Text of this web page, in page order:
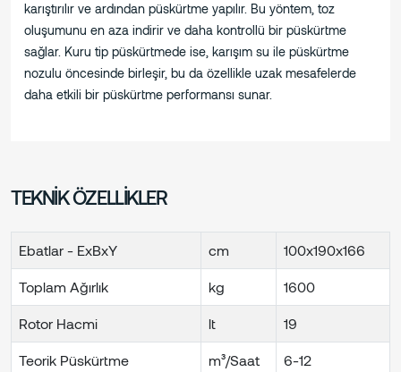
karıştırılır ve ardından püskürtme yapılır. Bu yöntem, toz
oluşumunu en aza indirir ve daha kontrollü bir püskürtme
sağlar. Kuru tip püskürtmede ise, karışım su ile püskürtme
nozulu öncesinde birleşir, bu da özellikle uzak mesafelerde
daha etkili bir püskürtme performansı sunar.
TEKNİK ÖZELLİKLER
Ebatlar - ExBxY cm 100x190x166
Toplam Ağırlık kg 1600
Rotor Hacmi lt 19
Teorik Püskürtme
m³/Saat 6-12